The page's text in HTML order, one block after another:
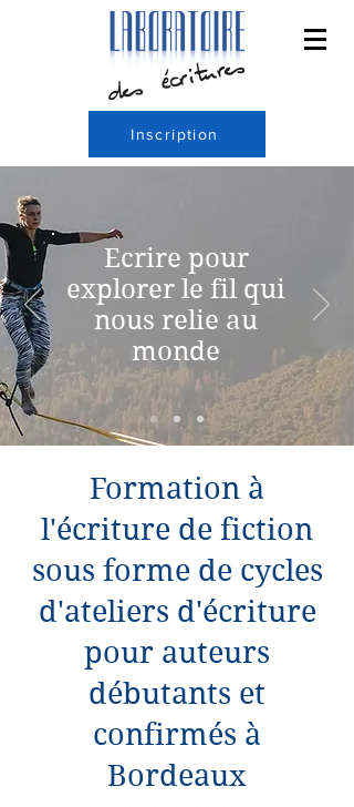
Inscription
Ecrire pour
explorer le fil qui
nous relie au
monde
Formation à
l'écriture de fiction
sous forme de cycles
d'ateliers d'écriture
pour auteurs
débutants et
confirmés à
Bordeaux